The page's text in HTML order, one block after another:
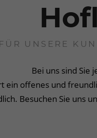
FÜR UNSERE
Bei uns sind Sie
ein offenes und
Besuchen Sie uns